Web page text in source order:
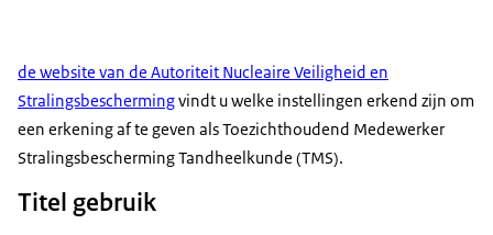
de website van de Autoriteit Nucleaire Veiligheid en
Stralingsbeschermingvindt u welke instellingen erkend zijn om
een erkening af te geven als Toezichthoudend Medewerker
Stralingsbescherming Tandheelkunde (TMS).
Titel gebruik